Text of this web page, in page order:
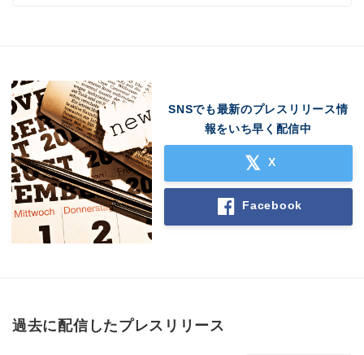
SNSでも最新のプレスリリース情
報をいち早く配信中
X
Facebook
過去に配信したプレスリリース
Japanese
English